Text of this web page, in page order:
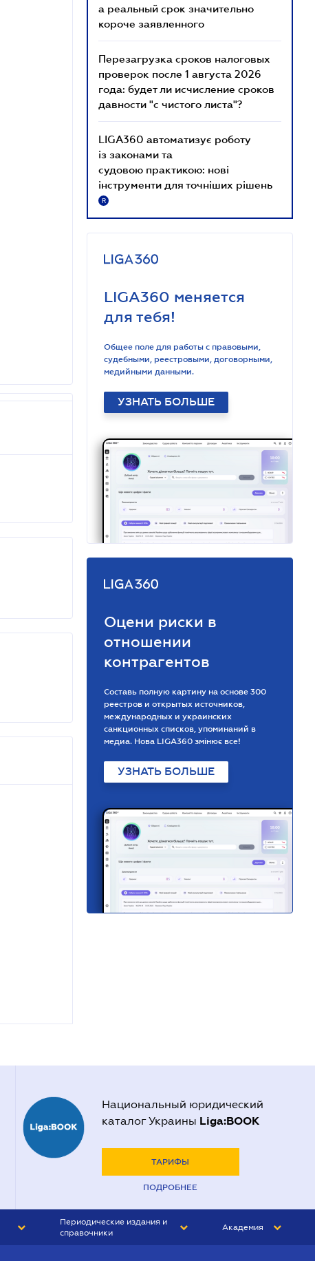
а реальный срок значительно
короче заявленного
Перезагрузка сроков налоговых
проверок после 1 августа 2026
года: будет ли исчисление сроков
давности "с чистого листа"?
LIGA360 автоматизує роботу
із законами та
судовою практикою: нові
інструменти для точніших рішень
R
LIGA360 меняется
для тебя!
Общее поле для работы с правовыми,
судебными, реестровыми, договорными,
медийными данными.
УЗНАТЬ БОЛЬШЕ
Оцени риски в
отношении
контрагентов
Составь полную картину на основе 300
реестров и открытых источников,
международных и украинских
санкционных списков, упоминаний в
медиа. Нова LIGA360 змінює все!
УЗНАТЬ БОЛЬШЕ
Национальный юридический
каталог Украины Liga:BOOK
ТАРИФЫ
ПОДРОБНЕЕ
Периодические издания и
справочники
Академия